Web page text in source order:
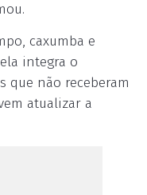
caxumba e
integra o
que não receberam
atualizar a